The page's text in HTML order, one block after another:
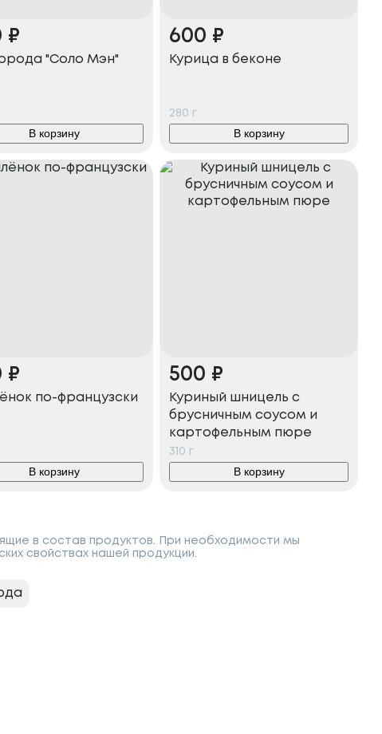
₽
"Соло Мэн"
В корзину
600 ₽
Курица в беконе
280 г
В корзину
₽
по-французски
В корзину
500 ₽
Куриный шницель с
брусничным соусом и
картофельным пюре
310 г
В корзину
в состав продуктов. При необходимости мы
свойствах нашей продукции.